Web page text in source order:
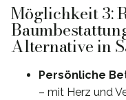
Möglichkeit 3:
Alternative in
Persönliche
– mit Herz und